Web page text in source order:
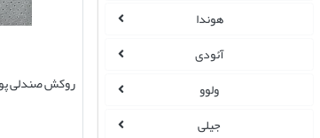
هوندا
آئودی
ولوو
جیلی
روکش صندلی